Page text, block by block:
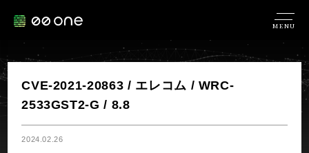
MENU
CVE-2021-20863 / エレコム / WRC-
2533GST2-G / 8.8
2024.02.26